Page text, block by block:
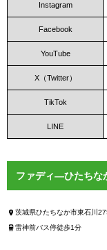
Instagram
Facebook
YouTube
X（Twitter）
TikTok
LINE
ファディ―ひたちな
茨城県ひたちなか市東石川
雷神前バス停徒歩1分